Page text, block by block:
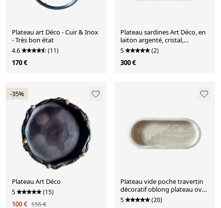
Plateau art Déco - Cuir & Inox
- Très bon état
4.6 (11)
170 €
Plateau sardines Art Déco, en
laiton argenté, cristal,
Belgique, années 1930
5 (2)
300 €
-35%
Plateau Art Déco
5 (15)
100 € 155 €
Plateau vide poche travertin
décoratif oblong plateau oval
déco travertin brut
5 (20)